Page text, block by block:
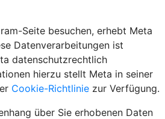
Seite besuchen, erhebt Meta
Datenverarbeitungen ist
datenschutzrechtlich
hierzu stellt Meta in seiner
Cookie-Richtlinie zur Verfügung.
über Sie erhobenen Daten